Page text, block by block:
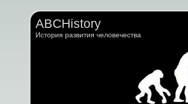
ABCHistory
История развития человечества